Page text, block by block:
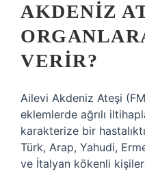
AKDENIZ
VERIR?
Ailevi Akdeniz Ateşi
eklemlerde ağrılı
karakterize bir
Türk, Arap, Yahudi,
ve İtalyan kökenli